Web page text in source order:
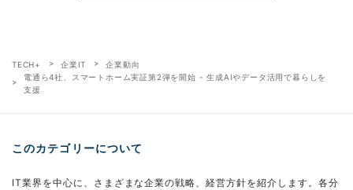
TECH+ 企業IT
企業動向
電通ら4社、スマートホーム実証第2弾を開始 - 生成AIやデータ活用で暮らしを
支援
このカテゴリーについて
IT業界を中心に、さまざまな企業の戦略、経営方針を紹介します。各分